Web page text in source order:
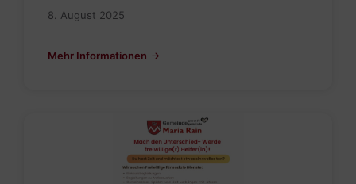
8. August 2025
Mehr Informationen
Ehrenamtbewerbung
Pflegenahversorgung.pdf